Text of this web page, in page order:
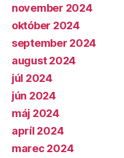
november 2024
október 2024
september 2024
august 2024
júl 2024
jún 2024
máj 2024
apríl 2024
marec 2024